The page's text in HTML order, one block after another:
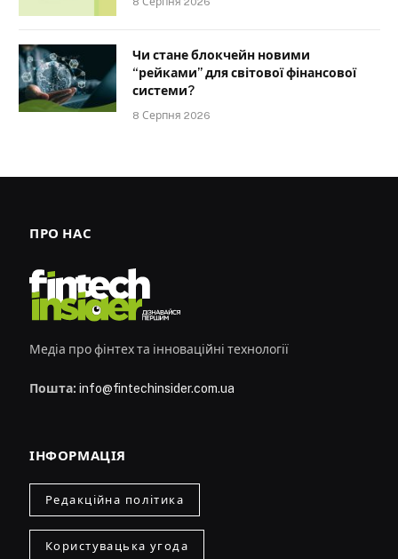
Чи стане блокчейн новими
“рейками” для світової фінансової
системи?
8 Серпня 2026
ПРО НАС
Медіа про фінтех та інноваційні технології
Пошта: info@fintechinsider.com.ua
ІНФОРМАЦІЯ
Редакційна політика
Користувацька угода